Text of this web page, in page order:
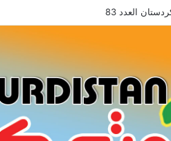
العدد 83